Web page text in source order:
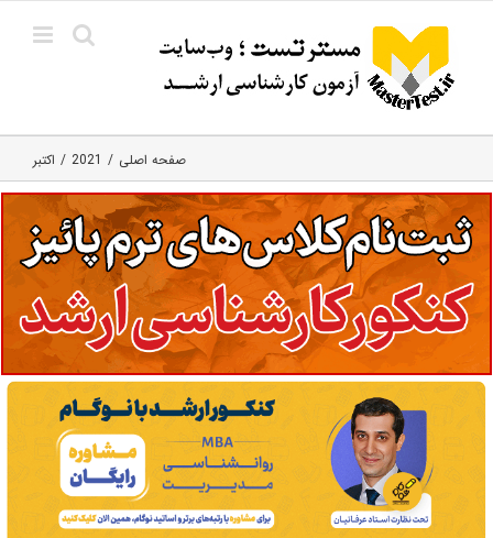
content
صفحه اصلی 2021 اکتبر